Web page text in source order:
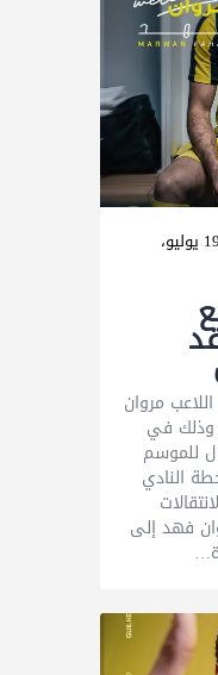
19 يوليو،
مروان
وذلك في
للموسم
ضمن خطة النادي
فهد إلى